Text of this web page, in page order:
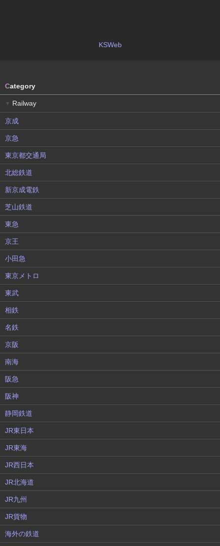
KSWeb
Category
▼ Railway
京成
京急
東京都交通局
北総鉄道
新京成電鉄
芝山鉄道
東急
京王
小田急
東京メトロ
東武
相鉄
名鉄
京阪
南海
阪急
阪神
静岡鉄道
JR東日本
JR東海
JR西日本
JR北海道
JR九州
JR貨物
海外の鉄道